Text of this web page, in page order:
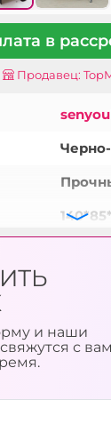
в
Продавец:
и наши
с